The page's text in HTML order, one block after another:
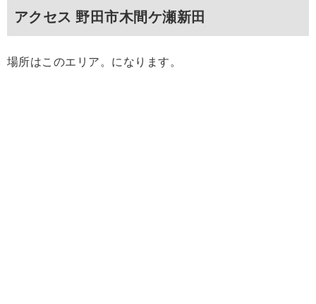
アクセス 野田市木間ケ瀬新田
場所はこのエリア。になります。